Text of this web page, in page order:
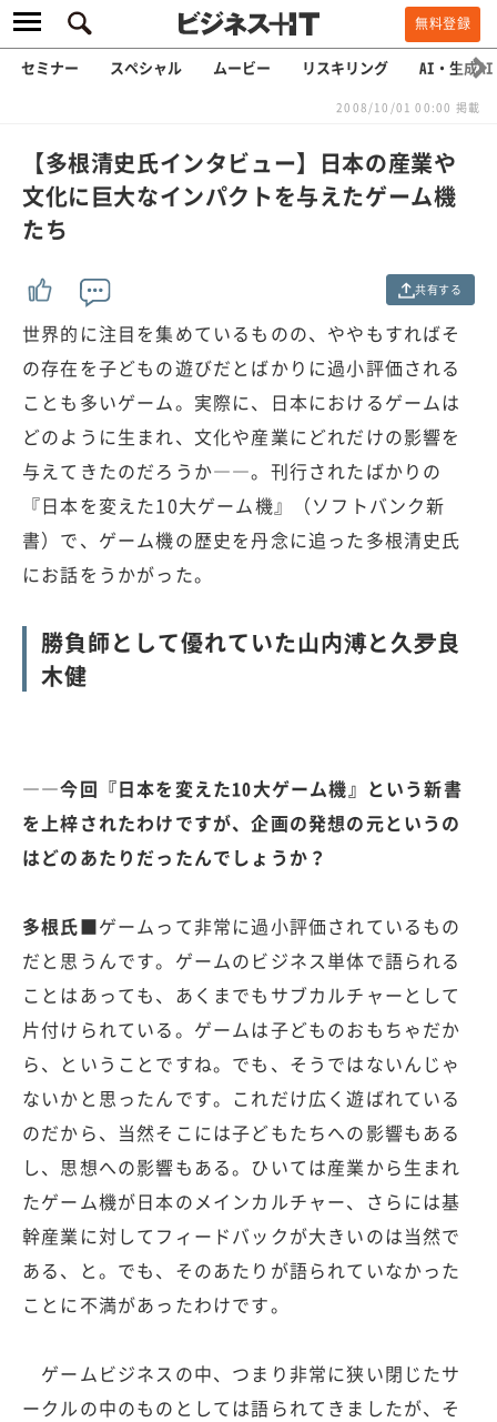
無料登録
セミナー スペシャル ムービー リスキリング AI・生成AI
2008/10/01 00:00 掲載
【多根清史氏インタビュー】日本の産業や
文化に巨大なインパクトを与えたゲーム機
たち
共有する
世界的に注目を集めているものの、ややもすればそ
の存在を子どもの遊びだとばかりに過小評価される
ことも多いゲーム。実際に、日本におけるゲームは
どのように生まれ、文化や産業にどれだけの影響を
与えてきたのだろうか――。刊行されたばかりの
『日本を変えた10大ゲーム機』（ソフトバンク新
書）で、ゲーム機の歴史を丹念に追った多根清史氏
にお話をうかがった。
勝負師として優れていた山内溥と久夛良
木健
――今回『日本を変えた10大ゲーム機』という新書
を上梓されたわけですが、企画の発想の元というの
はどのあたりだったんでしょうか？
多根氏■ゲームって非常に過小評価されているもの
だと思うんです。ゲームのビジネス単体で語られる
ことはあっても、あくまでもサブカルチャーとして
片付けられている。ゲームは子どものおもちゃだか
ら、ということですね。でも、そうではないんじゃ
ないかと思ったんです。これだけ広く遊ばれている
のだから、当然そこには子どもたちへの影響もある
し、思想への影響もある。ひいては産業から生まれ
たゲーム機が日本のメインカルチャー、さらには基
幹産業に対してフィードバックが大きいのは当然で
ある、と。でも、そのあたりが語られていなかった
ことに不満があったわけです。
ゲームビジネスの中、つまり非常に狭い閉じたサ
ークルの中のものとしては語られてきましたが、そ